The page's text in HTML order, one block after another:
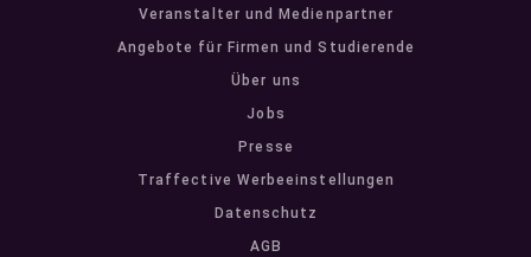
Veranstalter und Medienpartner
Angebote für Firmen und Studierende
Über uns
Jobs
Presse
Traffective Werbeeinstellungen
Datenschutz
AGB